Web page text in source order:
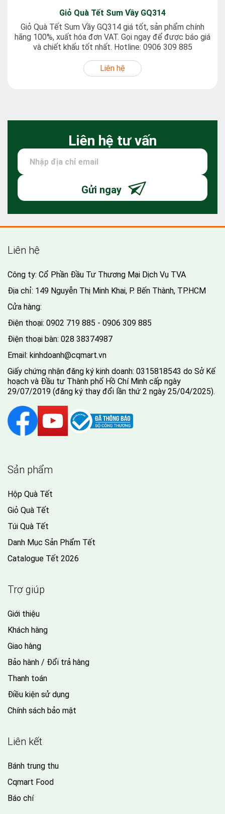
Giỏ Quà Tết Sum Vầy GQ314
Giỏ Quà Tết Sum Vầy GQ314 giá tốt, sản phẩm chính
hãng 100%, xuất hóa đơn VAT. Gọi ngay để được báo giá
và chiết khấu tốt nhất. Hotline: 0906 309 885
Liên hệ
Liên hệ tư vấn
Gửi ngay
Liên hệ
Công ty: Cổ Phần Đầu Tư Thương Mại Dịch Vụ TVA
Địa chỉ: 149 Nguyễn Thị Minh Khai, P. Bến Thành, TP.HCM
Cửa hàng:
Điện thoại: 0902 719 885 - 0906 309 885
Điện thoại bàn: 028 38374987
Email: kinhdoanh@cqmart.vn
Giấy chứng nhận đăng ký kinh doanh: 0315818543 do Sở Kế
hoạch và Đầu tư Thành phố Hồ Chí Minh cấp ngày
29/07/2019 (đăng ký thay đổi lần thứ 2 ngày 25/04/2025).
Sản phẩm
Hộp Quà Tết
Giỏ Quà Tết
Túi Quà Tết
Danh Mục Sản Phẩm Tết
Catalogue Tết 2026
Trợ giúp
Giới thiệu
Khách hàng
Giao hàng
Bảo hành / Đổi trả hàng
Thanh toán
Điều kiện sử dụng
Chính sách bảo mật
Liên kết
Bánh trung thu
Cqmart Food
Báo chí